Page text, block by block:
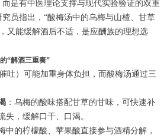
是有中医理论支撑与现代实验验证的双重
员指出，“酸梅汤中的乌梅与山楂、甘草
又能缓解酒后不适，是应酬族的理想选
“解酒三重奏”
吐）可能加重身体负担，而酸梅汤通过三
：乌梅的酸味搭配甘草的甘味，可快速补
失，缓解口干、口渴。
中的柠檬酸、苹果酸直接参与酒精分解，